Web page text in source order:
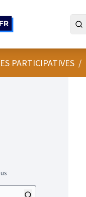
PARTICIPATIVES /